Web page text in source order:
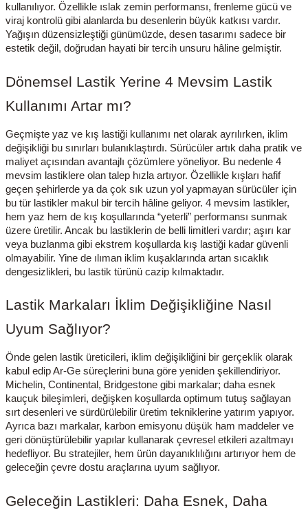
kullanılıyor. Özellikle ıslak zemin performansı, frenleme gücü ve
viraj kontrolü gibi alanlarda bu desenlerin büyük katkısı vardır.
Yağışın düzensizleştiği günümüzde, desen tasarımı sadece bir
estetik değil, doğrudan hayati bir tercih unsuru hâline gelmiştir.
Dönemsel Lastik Yerine 4 Mevsim Lastik
Kullanımı Artar mı?
Geçmişte yaz ve kış lastiği kullanımı net olarak ayrılırken, iklim
değişikliği bu sınırları bulanıklaştırdı. Sürücüler artık daha pratik ve
maliyet açısından avantajlı çözümlere yöneliyor. Bu nedenle 4
mevsim lastiklere olan talep hızla artıyor. Özellikle kışları hafif
geçen şehirlerde ya da çok sık uzun yol yapmayan sürücüler için
bu tür lastikler makul bir tercih hâline geliyor. 4 mevsim lastikler,
hem yaz hem de kış koşullarında “yeterli” performansı sunmak
üzere üretilir. Ancak bu lastiklerin de belli limitleri vardır; aşırı kar
veya buzlanma gibi ekstrem koşullarda kış lastiği kadar güvenli
olmayabilir. Yine de ılıman iklim kuşaklarında artan sıcaklık
dengesizlikleri, bu lastik türünü cazip kılmaktadır.
Lastik Markaları İklim Değişikliğine Nasıl
Uyum Sağlıyor?
Önde gelen lastik üreticileri, iklim değişikliğini bir gerçeklik olarak
kabul edip Ar-Ge süreçlerini buna göre yeniden şekillendiriyor.
Michelin, Continental, Bridgestone gibi markalar; daha esnek
kauçuk bileşimleri, değişken koşullarda optimum tutuş sağlayan
sırt desenleri ve sürdürülebilir üretim tekniklerine yatırım yapıyor.
Ayrıca bazı markalar, karbon emisyonu düşük ham maddeler ve
geri dönüştürülebilir yapılar kullanarak çevresel etkileri azaltmayı
hedefliyor. Bu stratejiler, hem ürün dayanıklılığını artırıyor hem de
geleceğin çevre dostu araçlarına uyum sağlıyor.
Geleceğin Lastikleri: Daha Esnek, Daha